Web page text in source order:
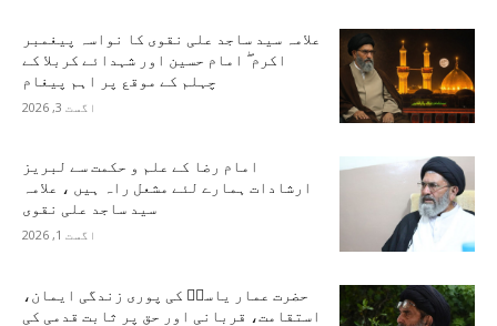
علامہ سید ساجد علی نقوی کا نواسہ پیغمبر
اکرم ۖ امام حسین اور شہدائے کربلا کے
چہلم کے موقع پر اہم پیغام
اگست 3, 2026
امام رضا کے علم و حکمت سے لبریز
ارشادات ہمارے لئے مشعل راہ ہیں ، علامہ
سید ساجد علی نقوی
اگست 1, 2026
حضرت عمار یاسرؑ کی پوری زندگی ایمان،
استقامت، قربانی اور حق پر ثابت قدمی کی